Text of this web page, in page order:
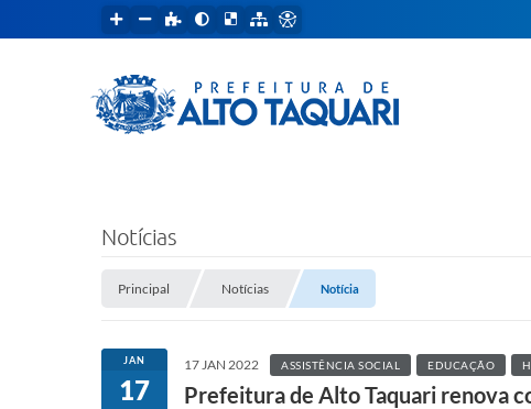
Notícias
Principal Notícias Notícia
JAN
17
17 JAN 2022 ASSISTÊNCIA SOCIAL EDUCAÇÃO
Prefeitura de Alto Taquari renova